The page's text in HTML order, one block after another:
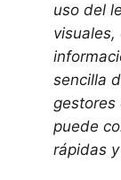
uso del
visuales,
sencilla
gestores
puede
rápidas